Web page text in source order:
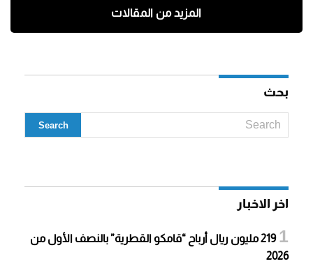
المزيد من المقالات
بحث
اخر الاخبار
219 مليون ريال أرباح “قامكو القطرية” بالنصف الأول من
2026